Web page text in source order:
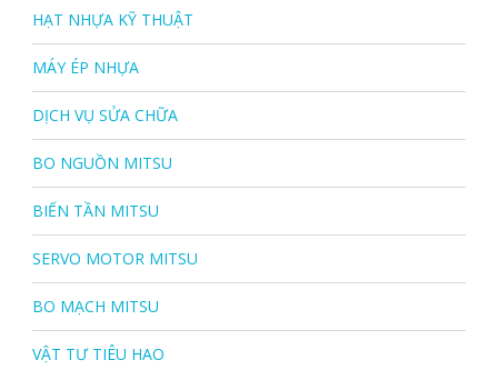
HẠT NHỰA KỸ THUẬT
MÁY ÉP NHỰA
DỊCH VỤ SỬA CHỮA
BO NGUỒN MITSU
BIẾN TẦN MITSU
SERVO MOTOR MITSU
BO MẠCH MITSU
VẬT TƯ TIÊU HAO